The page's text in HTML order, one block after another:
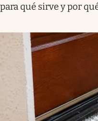
para qué sirve y por